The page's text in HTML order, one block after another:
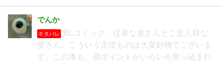
でんか
ネタバレ
BLコミック。従者な攻さんとご主人様な
受さん。こういう主従ものは大変好物でございま
す。この本も、萌ポイントがいろいろ突っ込まれ